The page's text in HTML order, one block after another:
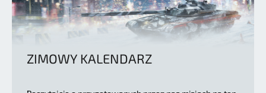
ZIMOWY KALENDARZ